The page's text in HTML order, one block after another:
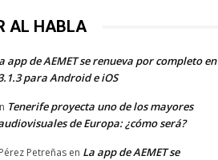
AL HABLA
app de AEMET se renueva por completo en
para Android e iOS
Tenerife proyecta uno de los mayores
de Europa: ¿cómo será?
Petreñas en La app de AEMET se